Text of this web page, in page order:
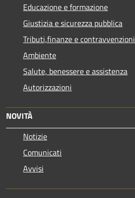
Educazione e formazione
Giustizia e sicurezza pubblica
Tributi,finanze e contravvenzioni
Ambiente
Salute, benessere e assistenza
Autorizzazioni
NOVITÀ
Notizie
Comunicati
Avvisi